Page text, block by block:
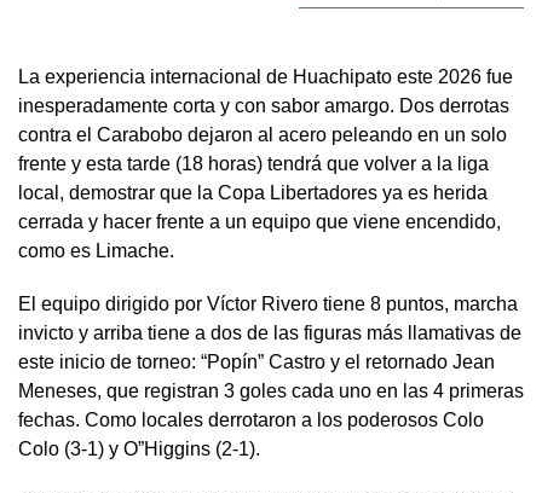
La experiencia internacional de Huachipato este 2026 fue
inesperadamente corta y con sabor amargo. Dos derrotas
contra el Carabobo dejaron al acero peleando en un solo
frente y esta tarde (18 horas) tendrá que volver a la liga
local, demostrar que la Copa Libertadores ya es herida
cerrada y hacer frente a un equipo que viene encendido,
como es Limache.
El equipo dirigido por Víctor Rivero tiene 8 puntos, marcha
invicto y arriba tiene a dos de las figuras más llamativas de
este inicio de torneo: “Popín” Castro y el retornado Jean
Meneses, que registran 3 goles cada uno en las 4 primeras
fechas. Como locales derrotaron a los poderosos Colo
Colo (3-1) y O”Higgins (2-1).